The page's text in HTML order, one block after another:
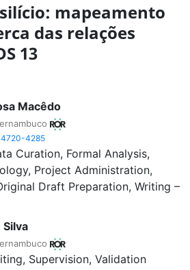
mapeamento
das relações
13
Macêdo
4285
Curation Formal Analysis
Project Administration
Draft Preparation Writing –
Silva
Supervision Validation